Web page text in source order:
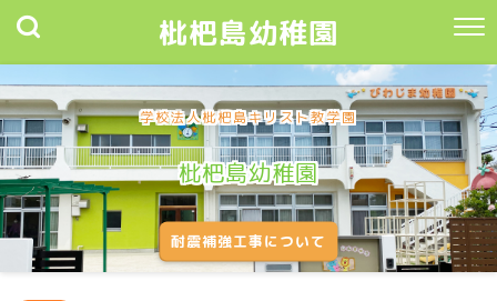
枇杷島幼稚園
学校法人枇杷島キリスト教学園
枇杷島幼稚園
耐震補強工事について